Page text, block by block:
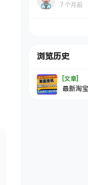
7 个月前
浏览历史
[文章]
最新淘